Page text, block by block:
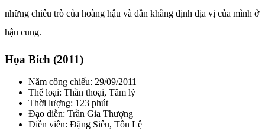
những chiêu trò của hoàng hậu và dần khẳng định địa vị của mình ở
hậu cung.
Họa Bích (2011)
Năm công chiếu: 29/09/2011
Thể loại: Thần thoại, Tâm lý
Thời lượng: 123 phút
Đạo diễn: Trần Gia Thượng
Diễn viên: Đặng Siêu, Tôn Lệ